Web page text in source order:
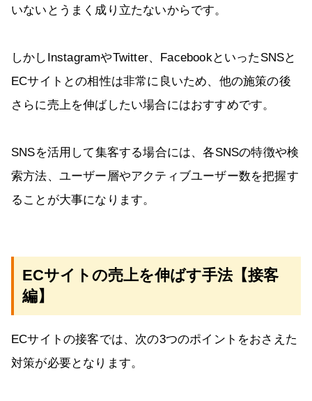
いないとうまく成り立たないからです。
しかしInstagramやTwitter、FacebookといったSNSと
ECサイトとの相性は非常に良いため、他の施策の後
さらに売上を伸ばしたい場合にはおすすめです。
SNSを活用して集客する場合には、各SNSの特徴や検
索方法、ユーザー層やアクティブユーザー数を把握す
ることが大事になります。
ECサイトの売上を伸ばす手法【接客
編】
ECサイトの接客では、次の3つのポイントをおさえた
対策が必要となります。